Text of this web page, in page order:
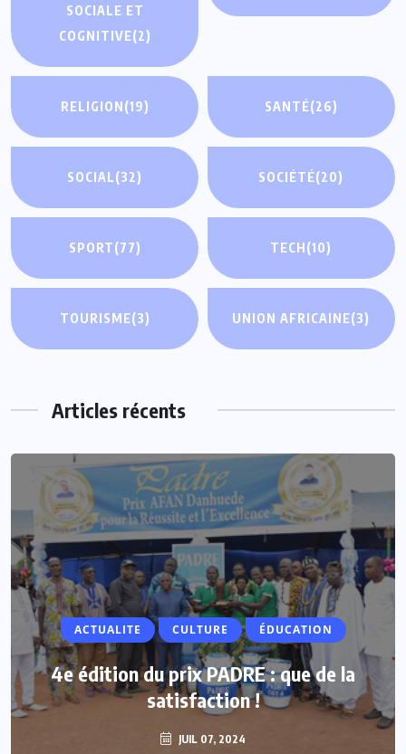
SOCIALE ET
COGNITIVE(2)
RELIGION(19) SANTÉ(26)
SOCIAL(32) SOCIÉTÉ(20)
SPORT(77) TECH(10)
TOURISME(3) UNION AFRICAINE(3)
Articles récents
ACTUALITE CULTURE ÉDUCATION
4e édition du prix PADRE : que de la
satisfaction !
JUIL 07, 2024
ACTUALITE
Vacances parlementaires : les députés
renforcent leur proximité avec les
populations
JUIL 07, 2024